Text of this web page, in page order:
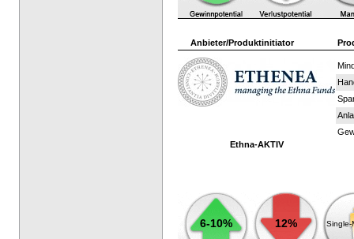
Anbieter/Produktinitiator
Ethna-AKTIV
6-10% 12% Single-